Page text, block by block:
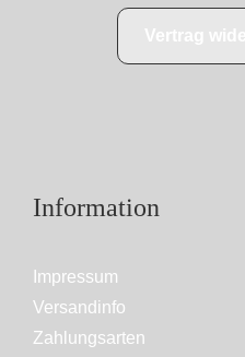
Information
Impressum
Versandinfo
Zahlungsarten